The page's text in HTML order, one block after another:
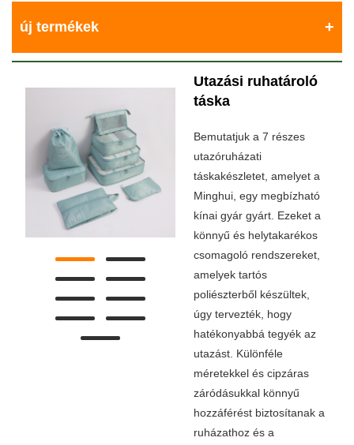
új termékek
Utazási ruhatároló
táska
Bemutatjuk a 7 részes
utazóruházati
táskakészletet, amelyet a
Minghui, egy megbízható
kínai gyár gyárt. Ezeket a
könnyű és helytakarékos
csomagoló rendszereket,
amelyek tartós
poliészterből készültek,
úgy tervezték, hogy
hatékonyabbá tegyék az
utazást. Különféle
méretekkel és cipzáras
záródásukkal könnyű
hozzáférést biztosítanak a
ruházathoz és a